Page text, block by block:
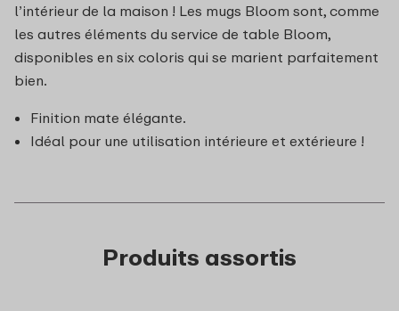
l’intérieur de la maison ! Les mugs Bloom sont, comme
les autres éléments du service de table Bloom,
disponibles en six coloris qui se marient parfaitement
bien.
Finition mate élégante.
Idéal pour une utilisation intérieure et extérieure !
Produits assortis